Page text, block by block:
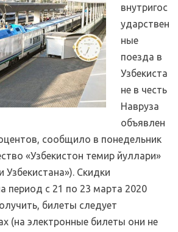
внутригос
ударствен
ные
поезда в
Узбекиста
не в честь
Навруза
объявлен
сообщило в понедельник
«Узбекистон темир йуллари»
Скидки
период с 21 по 23 марта 2020
билеты следует
(на электронные билеты они не